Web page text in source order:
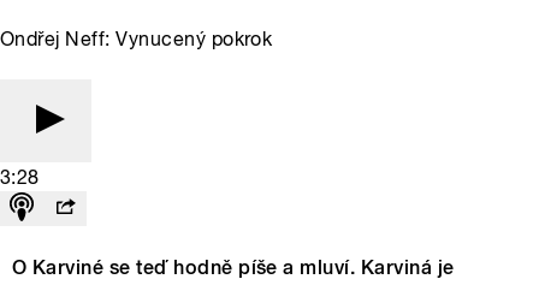
Ondřej Neff: Vynucený pokrok
3:28
O Karviné se teď hodně píše a mluví. Karviná je